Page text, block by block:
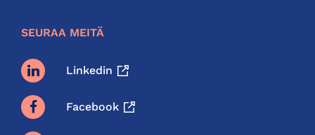
SEURAA MEITÄ
Linkedin
Facebook